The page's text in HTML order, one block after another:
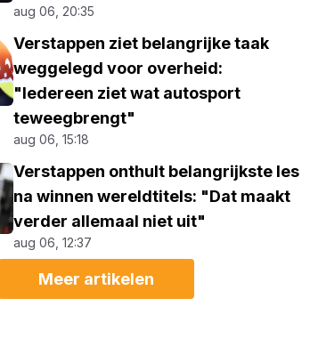
aug 06, 20:35
Verstappen ziet belangrijke taak
weggelegd voor overheid:
"Iedereen ziet wat autosport
teweegbrengt"
aug 06, 15:18
Verstappen onthult belangrijkste les
na winnen wereldtitels: "Dat maakt
verder allemaal niet uit"
aug 06, 12:37
Meer artikelen